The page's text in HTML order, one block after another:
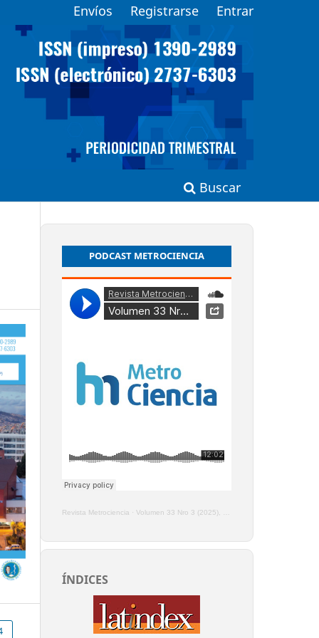
Buscar
Envíos Registrarse Entrar
PODCAST METROCIENCIA
Revista Metrociencia · Volumen 33 Nro 3 (2025), Enero - Marzo
ÍNDICES